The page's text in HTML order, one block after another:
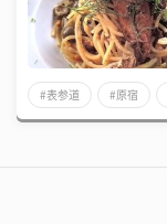
#表参道 #原宿